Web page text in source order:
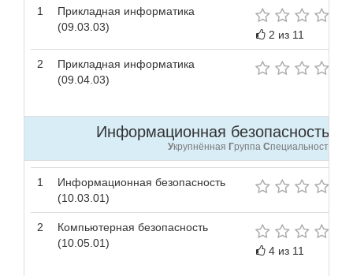
1
Прикладная информатика
(09.03.03)
2 из 11
2
Прикладная информатика
(09.04.03)
Информационная безопасность
Укрупнённая Группа Специальностей
1
Информационная безопасность
(10.03.01)
2
Компьютерная безопасность
(10.05.01)
4 из 11